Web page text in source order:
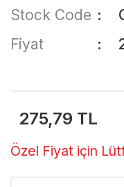
Stock Code
Fiyat
275,79 TL
Özel Fiyat için